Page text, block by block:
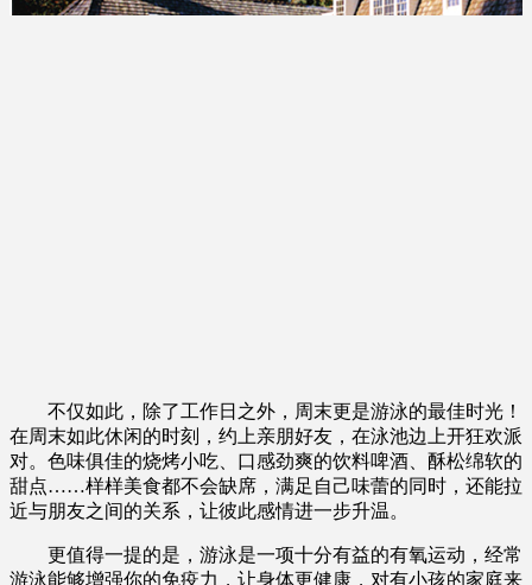
不仅如此，除了工作日之外，周末更是游泳的最佳时光！
在周末如此休闲的时刻，约上亲朋好友，在泳池边上开狂欢派
对。色味俱佳的烧烤小吃、口感劲爽的饮料啤酒、酥松绵软的
甜点……样样美食都不会缺席，满足自己味蕾的同时，还能拉
近与朋友之间的关系，让彼此感情进一步升温。
更值得一提的是，游泳是一项十分有益的有氧运动，经常
游泳能够增强你的免疫力，让身体更健康，对有小孩的家庭来